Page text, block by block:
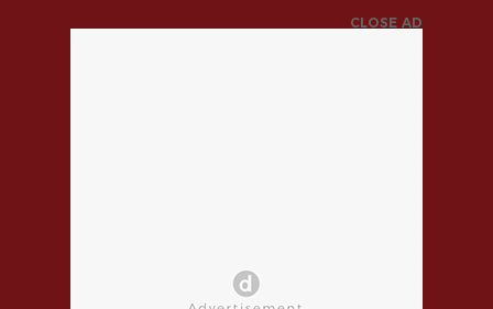
CLOSE AD